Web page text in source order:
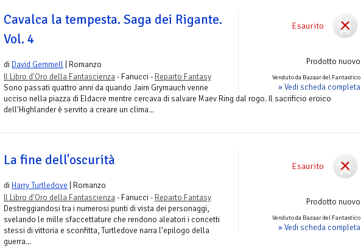
Esaurito
Prodotto nuovo
Venduto da Bazaar del Fantastico
» Vedi scheda completa
Cavalca la tempesta. Saga dei Rigante.
Vol. 4
di David Gemmell | Romanzo
Il Libro d'Oro della Fantascienza- Fanucci - Reparto Fantasy
Sono passati quattro anni da quando Jaim Grymauch venne
ucciso nella piazza di Eldacre mentre cercava di salvare Maev Ring dal rogo. Il sacrificio eroico
dell'Highlander è servito a creare un clima...
Esaurito
Prodotto nuovo
Venduto da Bazaar del Fantastico
» Vedi scheda completa
La fine dell'oscurità
di Harry Turtledove | Romanzo
Il Libro d'Oro della Fantascienza- Fanucci - Reparto Fantasy
Destreggiandosi tra i numerosi punti di vista dei personaggi,
svelando le mille sfaccettature che rendono aleatori i concetti
stessi di vittoria e sconfitta, Turtledove narra l’epilogo della
guerra...